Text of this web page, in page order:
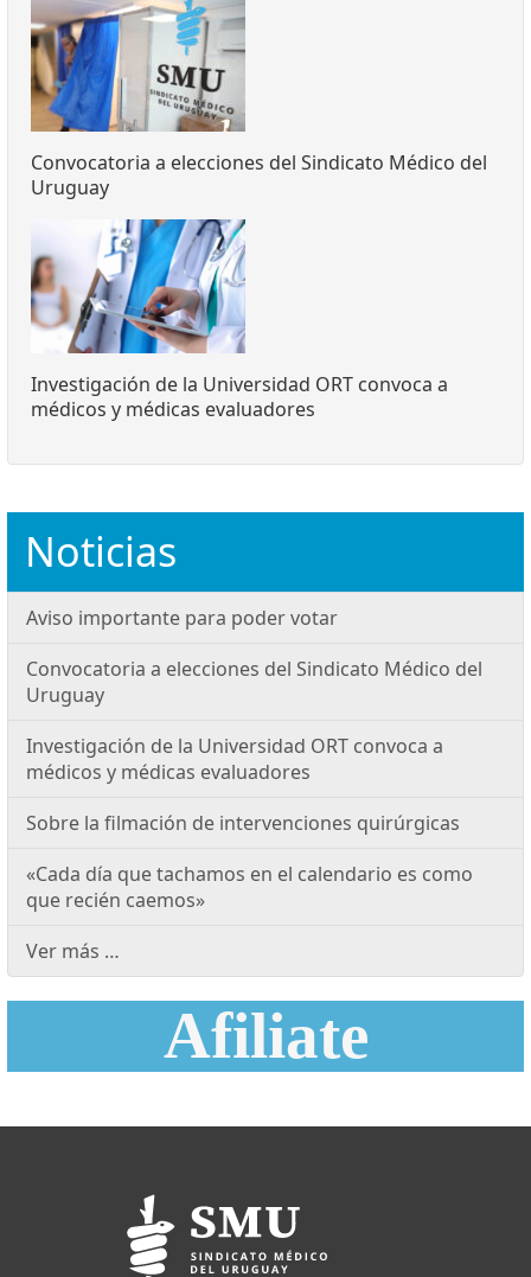
Convocatoria a elecciones del Sindicato Médico del
Uruguay
Investigación de la Universidad ORT convoca a
médicos y médicas evaluadores
Noticias
Aviso importante para poder votar
Convocatoria a elecciones del Sindicato Médico del
Uruguay
Investigación de la Universidad ORT convoca a
médicos y médicas evaluadores
Sobre la filmación de intervenciones quirúrgicas
«Cada día que tachamos en el calendario es como
que recién caemos»
Ver más …
Afiliate